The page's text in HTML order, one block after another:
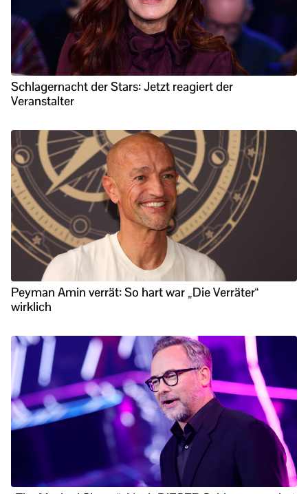
Schlagernacht der Stars: Jetzt reagiert der
Veranstalter
Peyman Amin verrät: So hart war „Die Verräter“
wirklich